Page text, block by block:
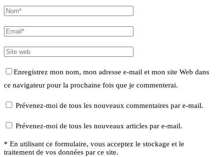
Enregistrez mon nom, mon adresse e-mail et mon site Web dans
ce navigateur pour la prochaine fois que je commenterai.
Prévenez-moi de tous les nouveaux commentaires par e-mail.
Prévenez-moi de tous les nouveaux articles par e-mail.
* En utilisant ce formulaire, vous acceptez le stockage et le
traitement de vos données par ce site.